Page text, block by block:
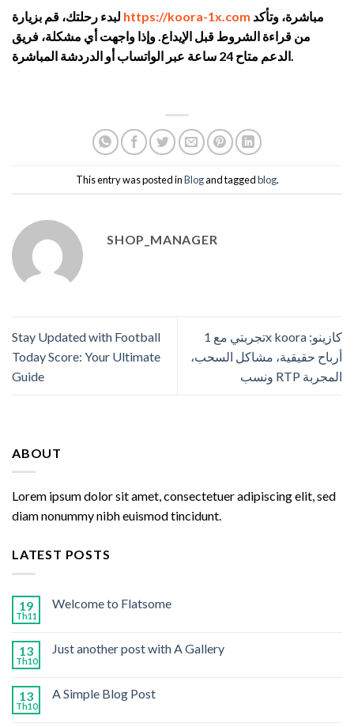
https://koora-1x.com
من قراءة الشروط قبل الإيداع. وإذا واجهت أي مشكلة، فريق
الدعم متاح 24 ساعة عبر الواتساب أو الدردشة المباشرة.
This entry was posted inBlogand taggedblog.
SHOP_MANAGER
Stay Updated with Football
Today Score: Your Ultimate
Guide
تجربتي مع 1x koora كازينو:
أرباح حقيقية، مشاكل السحب،
ونسب RTP المجربة
ABOUT
Lorem ipsum dolor sit amet, consectetuer adipiscing elit, sed
diam nonummy nibh euismod tincidunt.
LATEST POSTS
19
Th11
Welcome to Flatsome
13
Th10
Just another post with A Gallery
13
Th10
A Simple Blog Post